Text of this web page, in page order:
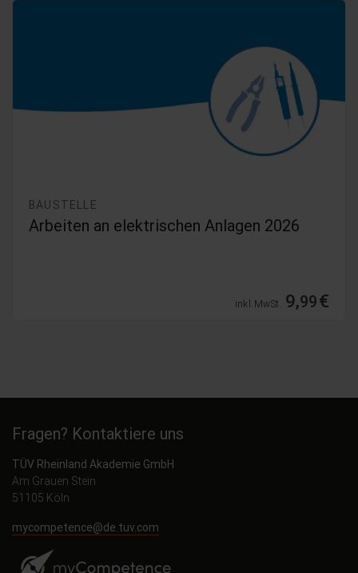
BAUSTELLE
Arbeiten an elektrischen Anlagen 2026
inkl. MwSt. 9,99€
Fragen? Kontaktiere uns
TÜV Rheinland Akademie GmbH
Am Grauen Stein
51105 Köln
mycompetence@de.tuv.com